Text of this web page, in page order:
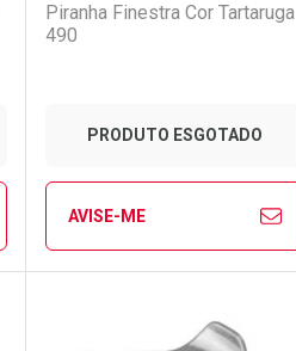
Ver Desconto Convênio
Piranha Finestra Cor Tartaruga
490
PRODUTO ESGOTADO
AVISE-ME